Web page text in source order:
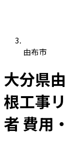
由布市
大分県
根工事
者 費用